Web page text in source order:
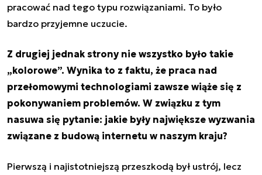
pracować nad tego typu rozwiązaniami. To było
bardzo przyjemne uczucie.
Z drugiej jednak strony nie wszystko było takie
„kolorowe”. Wynika to z faktu, że praca nad
przełomowymi technologiami zawsze wiąże się z
pokonywaniem problemów. W związku z tym
nasuwa się pytanie: jakie były największe wyzwania
związane z budową internetu w naszym kraju?
Pierwszą i najistotniejszą przeszkodą był ustrój, lecz